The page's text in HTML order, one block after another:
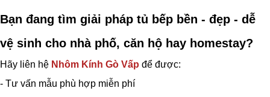
Bạn đang tìm giải pháp tủ bếp bền - đẹp - dễ
vệ sinh cho nhà phố, căn hộ hay homestay?
Hãy liên hệ Nhôm Kính Gò Vấp để được:
- Tư vấn mẫu phù hợp miễn phí